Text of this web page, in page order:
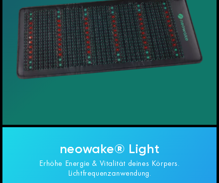
neowake® Light
Erhöhe Energie & Vitalität deines Körpers.
Lichtfrequenzanwendung.